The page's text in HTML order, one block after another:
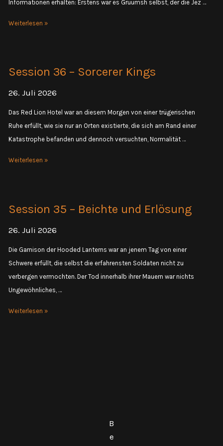
Informationen erhalten: Erstens war es Gruumsh selbst, der die Jez …
Session
in
Boroftkrah
Weiterlesen »
Session 36 – Sorcerer Kings
26. Juli 2026
Das Red Lion Hotel war an diesem Morgen von einer trügerischen
Ruhe erfüllt, wie sie nur an Orten existierte, die sich am Rand einer
Katastrophe befanden und dennoch versuchten, Normalität …
Session
Kings
Weiterlesen »
Session 35 – Beichte und Erlösung
26. Juli 2026
Die Garnison der Hooded Lanterns war an jenem Tag von einer
Schwere erfüllt, die selbst die erfahrensten Soldaten nicht zu
verbergen vermochten. Der Tod innerhalb ihrer Mauern war nichts
Ungewöhnliches, …
Session
Weiterlesen »
B
e